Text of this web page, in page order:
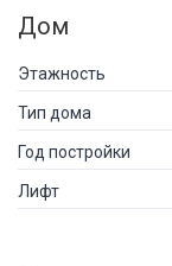
Дом
Этажность
Тип дома
Год постройки
Лифт